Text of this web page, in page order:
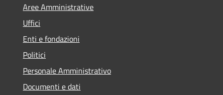
Aree Amministrative
Uffici
Enti e fondazioni
Politici
Personale Amministrativo
Documenti e dati